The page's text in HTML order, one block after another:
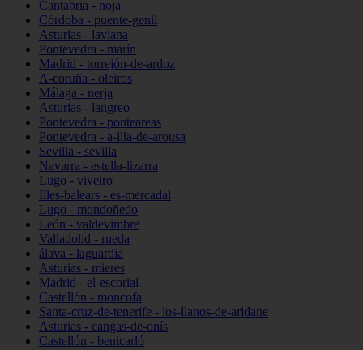
Cantabria - noja
Córdoba - puente-genil
Asturias - laviana
Pontevedra - marín
Madrid - torrejón-de-ardoz
A-coruña - oleiros
Málaga - nerja
Asturias - langreo
Pontevedra - ponteareas
Pontevedra - a-illa-de-arousa
Sevilla - sevilla
Navarra - estella-lizarra
Lugo - viveiro
Illes-balears - es-mercadal
Lugo - mondoñedo
León - valdevimbre
Valladolid - rueda
álava - laguardia
Asturias - mieres
Madrid - el-escorial
Castellón - moncofa
Santa-cruz-de-tenerife - los-llanos-de-aridane
Asturias - cangas-de-onís
Castellón - benicarló